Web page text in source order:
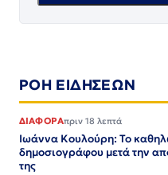
ΡΟΗ ΕΙΔΗΣΕΩΝ
ΔΙΑΦΟΡΑπριν 18 λεπτά
Ιωάννα Κουλούρη: Το
δημοσιογράφου μετά την
της